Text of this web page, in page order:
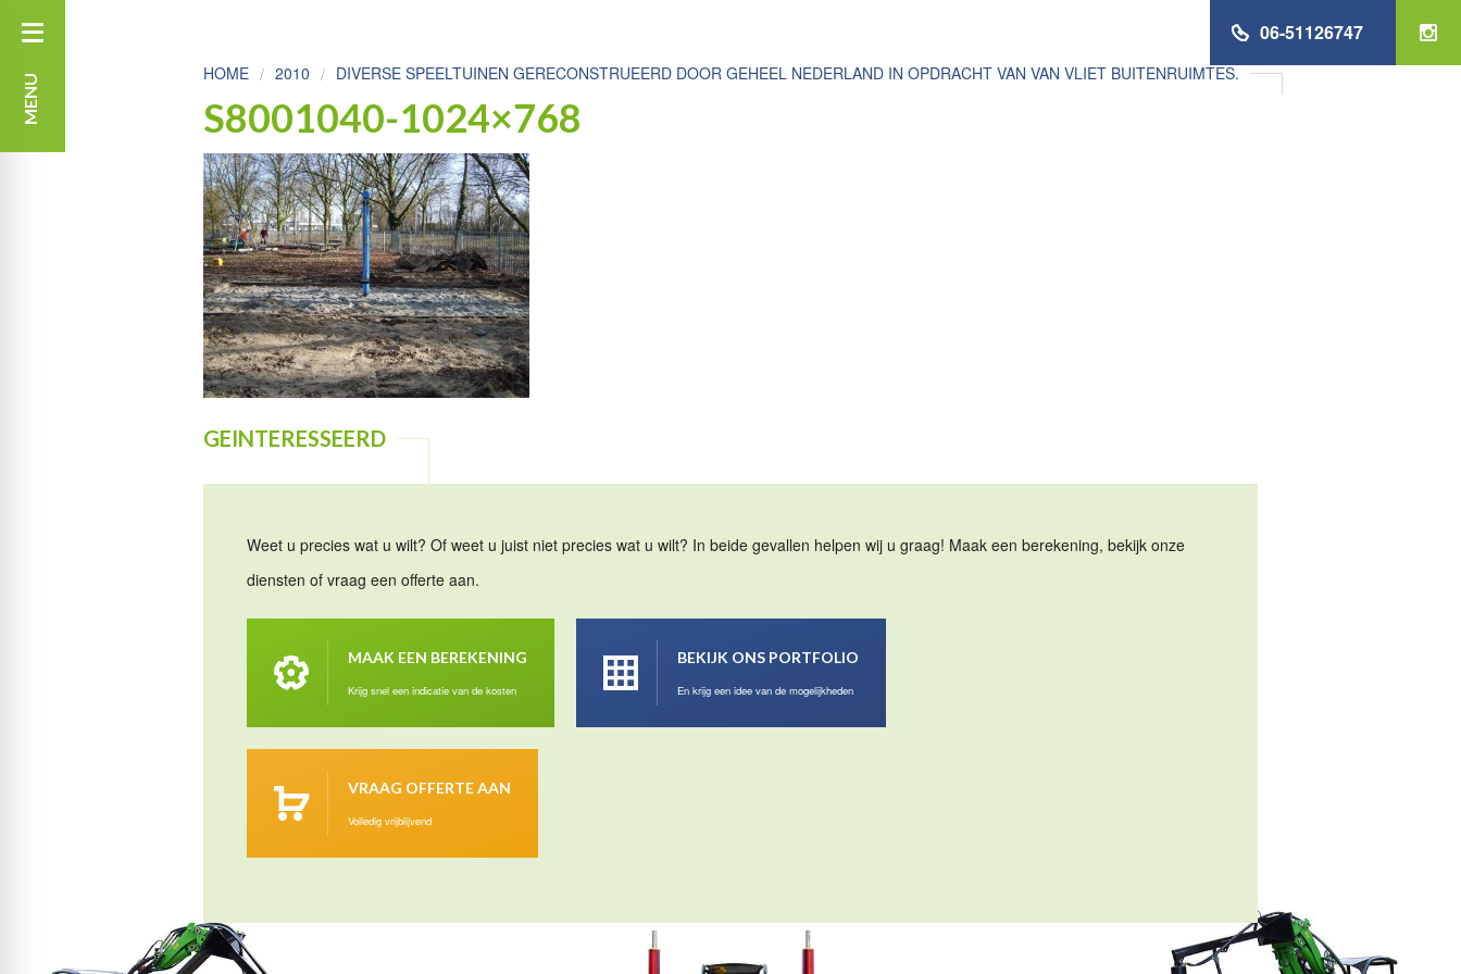
MENU
06-51126747
HOME 2010 DIVERSE SPEELTUINEN GERECONSTRUEERD DOOR GEHEEL NEDERLAND IN OPDRACHT VAN VAN VLIET BUITENRUIMTES.
S8001040-1024×768
GEINTERESSEERD
Weet u precies wat u wilt? Of weet u juist niet precies wat u wilt? In beide gevallen helpen wij u graag! Maak een berekening, bekijk onze
diensten of vraag een offerte aan.
MAAK EEN BEREKENING
Krijg snel een indicatie van de kosten
BEKIJK ONS PORTFOLIO
En krijg een idee van de mogelijkheden
VRAAG OFFERTE AAN
Volledig vrijblijvend